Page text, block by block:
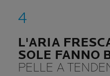
L'ARIA
SOLE FANNO
PELLE A